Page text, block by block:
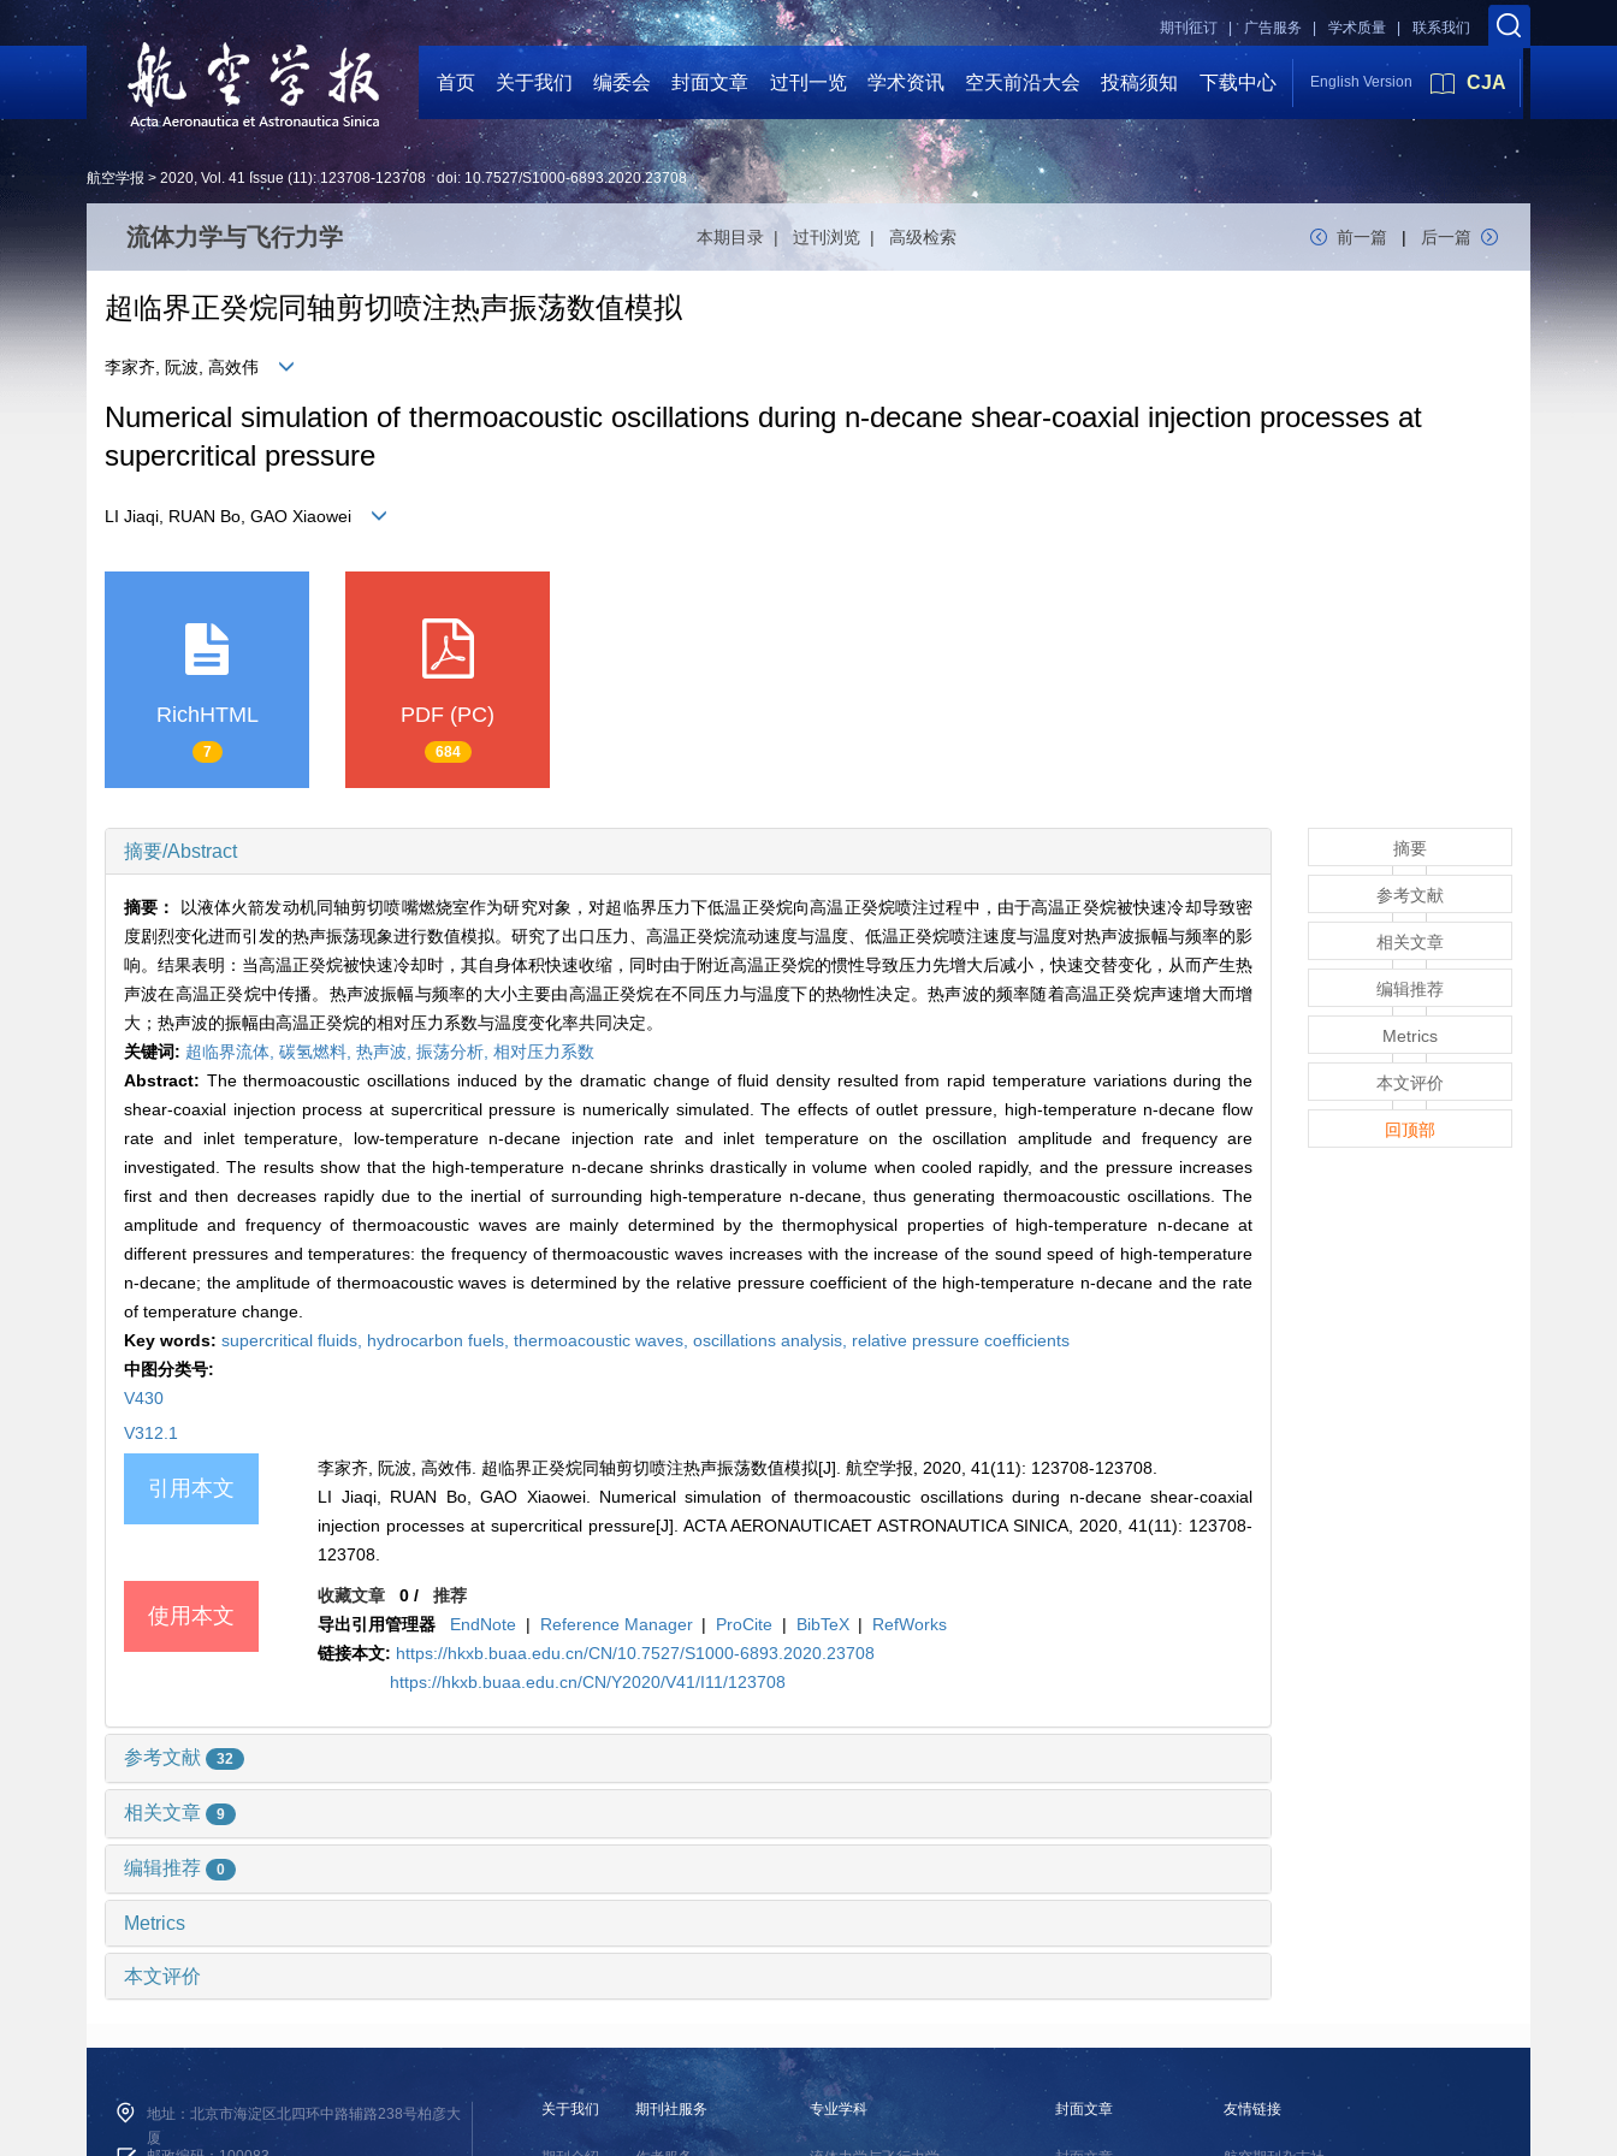
联系我们
学术质量 |
广告服务 |
期刊征订 |
首页 关于我们 编委会 封面文章 过刊一览 学术资讯 空天前沿大会 投稿须知 下载中心 English Version CJA
航空学报 > 2020, Vol. 41 Issue (11): 123708-123708 doi: 10.7527/S1000-6893.2020.23708
流体力学与飞行力学 本期目录 | 过刊浏览 | 高级检索 前一篇 | 后一篇
超临界正癸烷同轴剪切喷注热声振荡数值模拟
李家齐, 阮波, 高效伟
Numerical simulation of thermoacoustic oscillations during n-decane shear-coaxial injection processes at
supercritical pressure
LI Jiaqi, RUAN Bo, GAO Xiaowei
RichHTML
7
PDF (PC)
684
摘要/Abstract
摘要： 以液体火箭发动机同轴剪切喷嘴燃烧室作为研究对象，对超临界压力下低温正癸烷向高温正癸烷喷注过程中，由于高温正癸烷被快速冷却导致密
度剧烈变化进而引发的热声振荡现象进行数值模拟。研究了出口压力、高温正癸烷流动速度与温度、低温正癸烷喷注速度与温度对热声波振幅与频率的影
响。结果表明：当高温正癸烷被快速冷却时，其自身体积快速收缩，同时由于附近高温正癸烷的惯性导致压力先增大后减小，快速交替变化，从而产生热
声波在高温正癸烷中传播。热声波振幅与频率的大小主要由高温正癸烷在不同压力与温度下的热物性决定。热声波的频率随着高温正癸烷声速增大而增
大；热声波的振幅由高温正癸烷的相对压力系数与温度变化率共同决定。
关键词: 超临界流体, 碳氢燃料, 热声波, 振荡分析, 相对压力系数
Abstract: The thermoacoustic oscillations induced by the dramatic change of fluid density resulted from rapid temperature variations during the
shear-coaxial injection process at supercritical pressure is numerically simulated. The effects of outlet pressure, high-temperature n-decane flow
rate and inlet temperature, low-temperature n-decane injection rate and inlet temperature on the oscillation amplitude and frequency are
investigated. The results show that the high-temperature n-decane shrinks drastically in volume when cooled rapidly, and the pressure increases
first and then decreases rapidly due to the inertial of surrounding high-temperature n-decane, thus generating thermoacoustic oscillations. The
amplitude and frequency of thermoacoustic waves are mainly determined by the thermophysical properties of high-temperature n-decane at
different pressures and temperatures: the frequency of thermoacoustic waves increases with the increase of the sound speed of high-temperature
n-decane; the amplitude of thermoacoustic waves is determined by the relative pressure coefficient of the high-temperature n-decane and the rate
of temperature change.
Key words: supercritical fluids, hydrocarbon fuels, thermoacoustic waves, oscillations analysis, relative pressure coefficients
中图分类号:
V430
V312.1
引用本文
李家齐, 阮波, 高效伟. 超临界正癸烷同轴剪切喷注热声振荡数值模拟[J]. 航空学报, 2020, 41(11): 123708-123708.
LI Jiaqi, RUAN Bo, GAO Xiaowei. Numerical simulation of thermoacoustic oscillations during n-decane shear-coaxial
injection processes at supercritical pressure[J]. ACTA AERONAUTICAET ASTRONAUTICA SINICA, 2020, 41(11): 123708-
123708.
使用本文
收藏文章 0 /推荐
导出引用管理器
EndNote | Reference Manager | ProCite | BibTeX |
RefWorks
链接本文: https://hkxb.buaa.edu.cn/CN/10.7527/S1000-6893.2020.23708
https://hkxb.buaa.edu.cn/CN/Y2020/V41/I11/123708
参考文献 32
相关文章 9
编辑推荐 0
Metrics
本文评价
摘要
参考文献
相关文章
编辑推荐
Metrics
本文评价
回顶部
地址：北京市海淀区北四环中路辅路238号柏彦大
厦
关于我们 期刊社服务 专业学科 封面文章 友情链接